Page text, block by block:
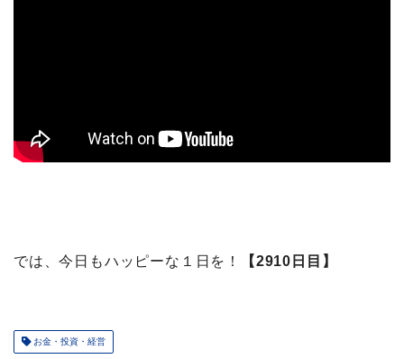
では、今日もハッピーな１日を！ 【2910日目】
お金・投資・経営